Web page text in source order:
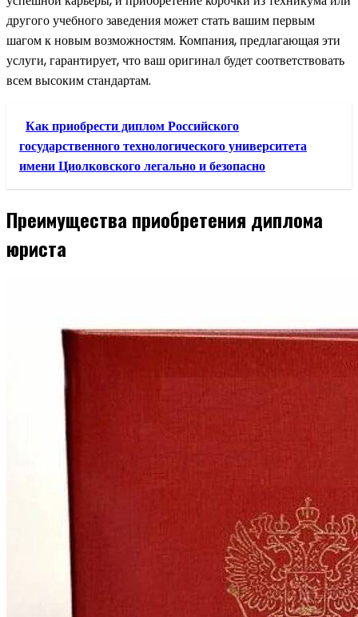
другого учебного заведения может стать вашим первым
шагом к новым возможностям. Компания, предлагающая эти
услуги, гарантирует, что ваш оригинал будет соответствовать
всем высоким стандартам.
Как приобрести диплом Российского
государственного технологического университета
имени Циолковского легально и безопасно
Преимущества приобретения диплома
юриста